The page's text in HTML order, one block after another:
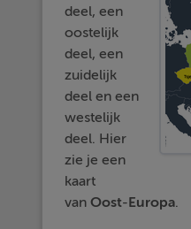
deel, een
oostelijk
deel, een
zuidelijk
deel en een
westelijk
deel. Hier
zie je een
kaart
vanOost-Europa.